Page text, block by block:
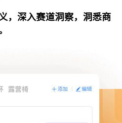
，深入赛道洞察，洞悉商